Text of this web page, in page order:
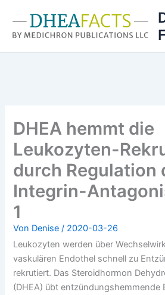
Inhalt
springen
DHEA hemmt die
Leukozyten-
durch Regulation
Integrin-
1
Von Denise/ 2020-03-26
Leukozyten werden über
vaskulären Endothel schnell zu
rekrutiert. Das Steroidhormon
(DHEA) übt entzündungshemmende